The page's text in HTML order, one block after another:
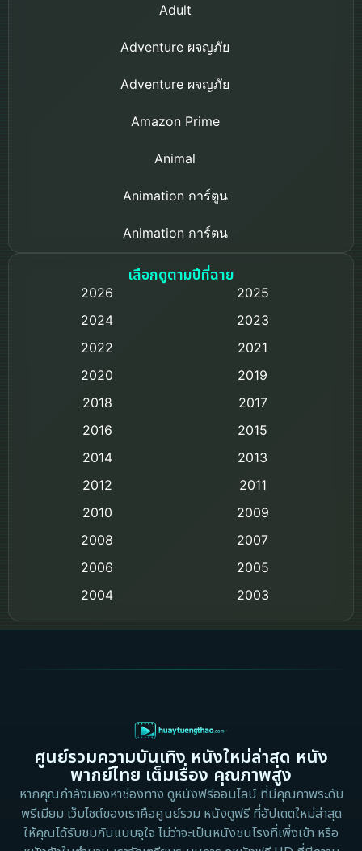
Adult
Adventure ผจญภัย
Adventure ผจญภัย
Amazon Prime
Animal
Animation การ์ตูน
Animation การ์ตูน
Based on a True Story เรื่องจริง
Detective สืบสวน
Disaster
Disney+
เลือกดูตามปีที่ฉาย
2026
2025
2024
2023
2022
2021
2020
2019
2018
2017
2016
2015
2014
2013
2012
2011
2010
2009
2008
2007
2006
2005
2004
2003
2002
2000
1983
1982
1971
1962
ศูนย์รวมความบันเทิง หนังใหม่ล่าสุด หนัง
พากย์ไทย เต็มเรื่อง คุณภาพสูง
หากคุณกำลังมองหาช่องทาง ดูหนังฟรีออนไลน์ ที่มีคุณภาพระดับ
พรีเมียม เว็บไซต์ของเราคือศูนย์รวม หนังดูฟรี ที่อัปเดตใหม่ล่าสุด
ให้คุณได้รับชมกันแบบจุใจ ไม่ว่าจะเป็นหนังชนโรงที่เพิ่งเข้า หรือ